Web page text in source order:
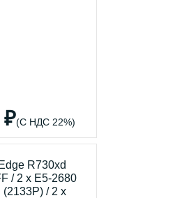
₽(С НДС 22%)
R730xd
/ 2 x E5-2680
(2133P) / 2 x